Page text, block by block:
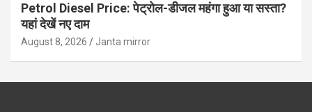
Petrol Diesel Price: पेट्रोल-डीजल महंगा हुआ या सस्ता?
यहां देखें नए दाम
August 8, 2026 Janta mirror